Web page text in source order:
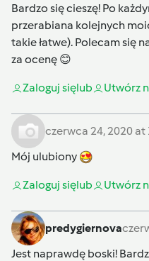
Bardzo się cieszę! Po
przerabiana kolejnych
takie łatwe). Polecam się
za ocenę 😊
Zaloguj sięlub Utwórz
czerwca 24, 2020 at
Mój ulubiony
Zaloguj sięlub Utwórz
predygiernova
Jest naprawdę boski!